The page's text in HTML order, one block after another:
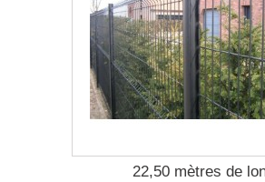
22,50 mètres de